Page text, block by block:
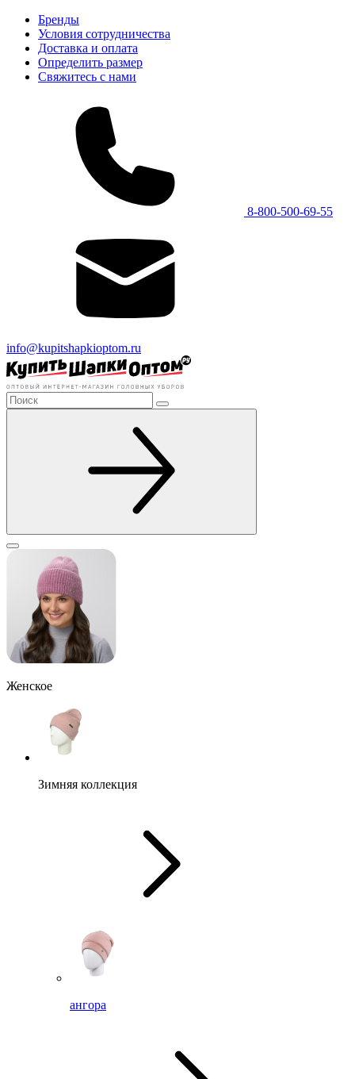
Бренды
Условия сотрудничества
Доставка и оплата
Определить размер
Свяжитесь с нами
8-800-500-69-55
info@kupitshapkioptom.ru
Женское
Зимняя коллекция
ангора